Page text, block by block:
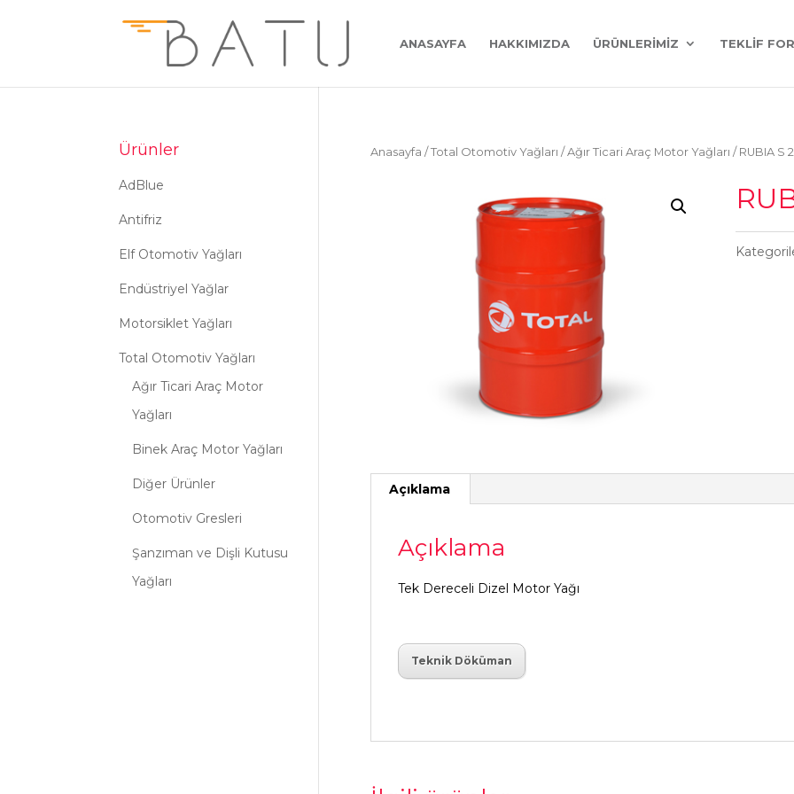
ANASAYFA HAKKIMIZDA ÜRÜNLERIMIZ TEKLIF
Anasayfa / Total Otomotiv Yağları / Ağır Ticari Araç Motor Yağları / RUBIA S
Açıklama
Açıklama
Tek Dereceli Dizel Motor Yağı
Teknik Döküman
Ürünler
AdBlue
Antifriz
Elf Otomotiv Yağları
Endüstriyel Yağlar
Motorsiklet Yağları
Total Otomotiv Yağları
Ağır Ticari Araç Motor
Yağları
Binek Araç Motor Yağları
Diğer Ürünler
Otomotiv Gresleri
Şanzıman ve Dişli Kutusu
Yağları